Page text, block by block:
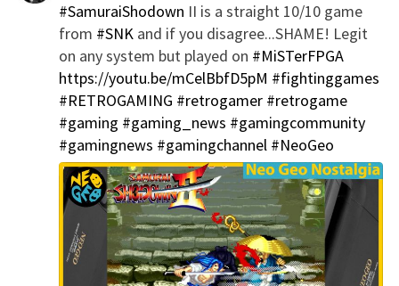
#SamuraiShodown II is a straight 10/10 game
from #SNKand if you disagree...SHAME! Legit
on any system but played on #MiSTerFPGA
https://youtu.be/mCelBbfD5pM #fightinggames
#RETROGAMING #retrogamer #retrogame
#gaming #gaming_news #gamingcommunity
#gamingnews #gamingchannel #NeoGeo